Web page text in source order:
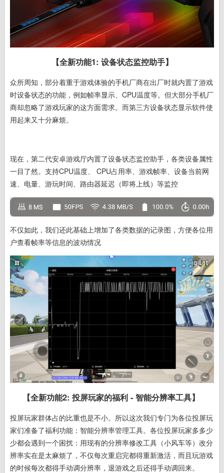
【全新功能1: 设备状态监控助手】
众所周知，部分着重于游戏体验的手机厂商在出厂时就内置了游戏
时设备状态的功能，例如帧率显示、CPU温度等。但大部分手机厂
商却忽略了游戏玩家的这方面需求。而第三方设备状态显示软件使
用起来又十分麻烦。
现在，第二代安卓游戏厅内置了设备状态监控助手，各类设备属性
一目了然。支持CPU温度、 CPU占用率、游戏帧率、设备当前网
速、电量、游玩时间、路由器延迟 （即将上线）等监控
不仅如此，我们还此基础上增加了各类数据的记录图，方便各位用
户查看帧率等信息的波动情况
【全新功能2: 投屏玩家的福利 - 智能分辨率工具】
投屏玩家群体占的比重也是不小。所以这次我们专门为各位投屏玩
家们准备了福利功能：智能分辨率管理工具。各位投屏玩家多多少
少都会遇到一个困扰：用现有的分辨率修改工具（小风车等）改分
辨率实在是太麻烦了，不仅每次重启完都得重新激活，而且玩游戏
的时候每次都得手动调分辨率，退游戏之后还得手动调回来。